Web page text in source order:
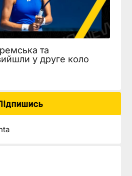
та
у друге коло